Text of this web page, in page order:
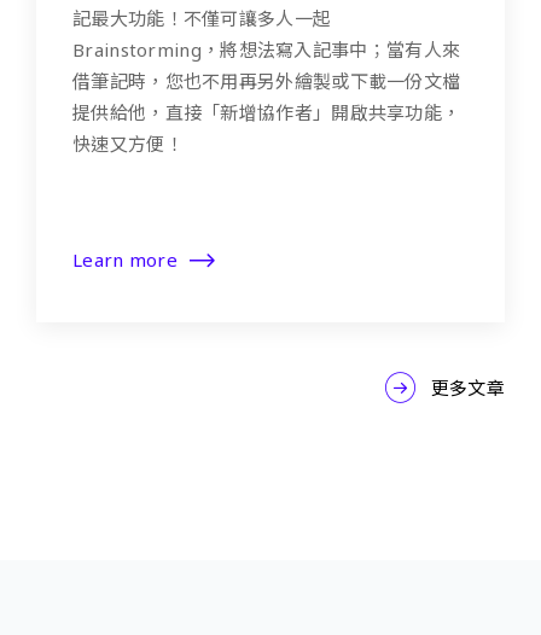
記最大功能！不僅可讓多人一起
Brainstorming，將想法寫入記事中；當有人來
借筆記時，您也不用再另外繪製或下載一份文檔
提供給他，直接「新增協作者」開啟共享功能，
快速又方便！
Learn more
更多文章